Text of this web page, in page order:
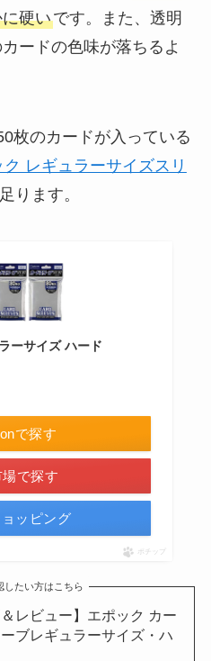
硬いです。また、透明
ードの色味が落ちるよ
枚のカードが入っている
レギュラーサイズスリ
ります。
ーサイズ ハード
で探す
で探す
ッピング
ポチップ
したい方はこちら
＆レビュー】エポック カー
ーブレギュラーサイズ・ハ